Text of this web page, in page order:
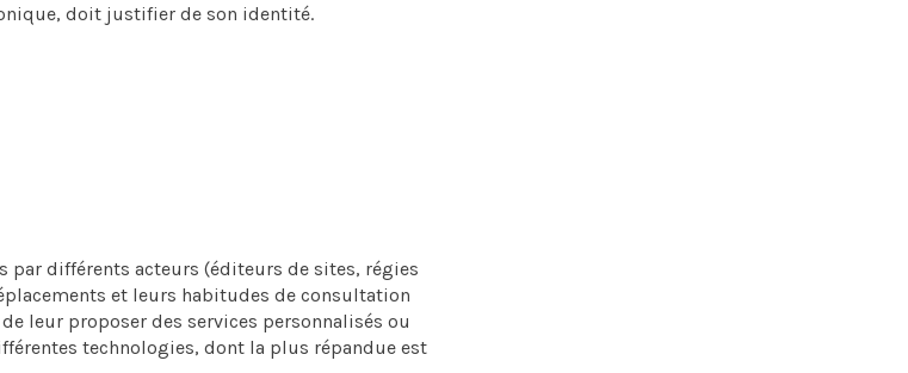
doit justifier de son identité.
différents acteurs (éditeurs de sites, régies
et leurs habitudes de consultation
leur proposer des services personnalisés ou
technologies, dont la plus répandue est